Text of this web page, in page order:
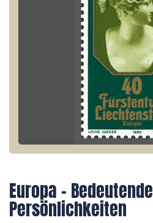
Europa - Bedeutende
Persönlichkeiten